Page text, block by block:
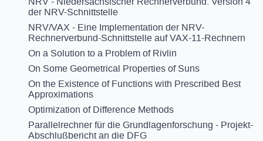
der NRV-Schnittstelle
NRV/VAX - Eine Implementation der NRV-
Rechnerverbund-Schnittstelle auf VAX-11-Rechnern
On a Solution to a Problem of Rivlin
On Some Geometrical Properties of Suns
On the Existence of Functions with Prescribed Best
Approximations
Optimization of Difference Methods
Parallelrechner für die Grundlagenforschung - Projekt-
Abschlußbericht an die DFG